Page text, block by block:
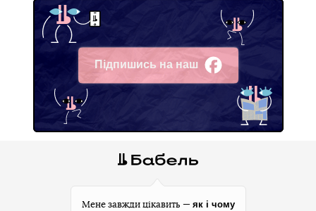
Підпишись на наш
Facebook
Мене завжди цікавить — як і чому